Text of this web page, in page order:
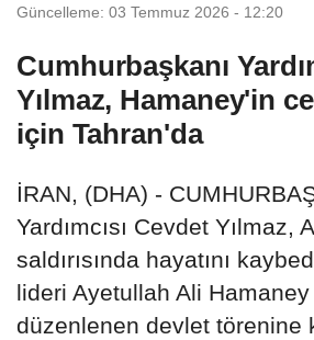
Güncelleme: 03 Temmuz 2026 - 12:20
Cumhurbaşkanı
Yılmaz, Hamaney'in
için Tahran'da
İRAN, (DHA) -
Yardımcısı Cevdet Yılmaz,
saldırısında hayatını
lideri Ayetullah Ali
düzenlenen devlet törenine